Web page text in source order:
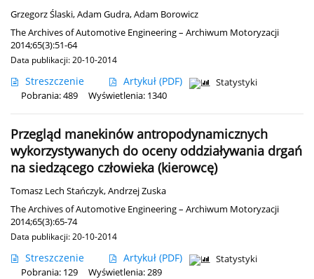
Grzegorz Ślaski,Adam Gudra,Adam Borowicz
The Archives of Automotive Engineering – Archiwum Motoryzacji
2014;65(3):51-64
Data publikacji: 20-10-2014
Streszczenie Artykuł (PDF)
Statystyki
Pobrania: 489
Wyświetlenia: 1340
Przegląd manekinów antropodynamicznych
wykorzystywanych do oceny oddziaływania drgań
na siedzącego człowieka (kierowcę)
Tomasz Lech Stańczyk,Andrzej Zuska
The Archives of Automotive Engineering – Archiwum Motoryzacji
2014;65(3):65-74
Data publikacji: 20-10-2014
Streszczenie Artykuł (PDF)
Statystyki
Pobrania: 129
Wyświetlenia: 289